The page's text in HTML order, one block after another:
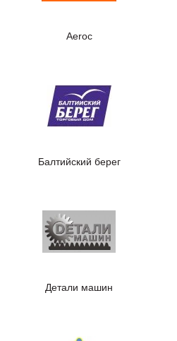
Aeroc
Балтийский берег
Детали машин